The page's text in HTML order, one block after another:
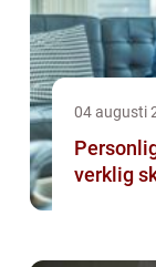
04 augusti
Personlig
verklig